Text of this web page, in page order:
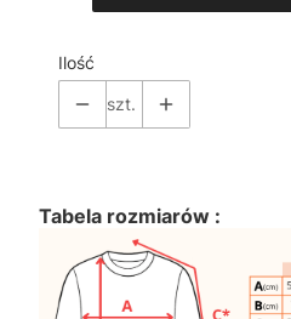
Ilość
szt.
Tabela rozmiarów :